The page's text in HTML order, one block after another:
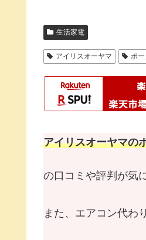
生活家電
アイリスオーヤマ ポ
アイリスオーヤマの
の口コミや評判が気
また、エアコン代わ